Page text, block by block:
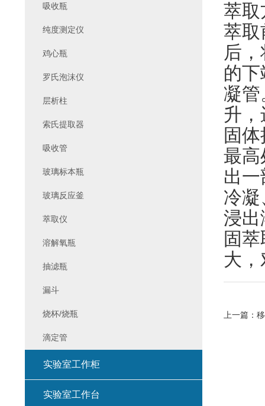
萃取
萃取
后
的
凝
升
固
最高
出
冷
浸
固
大
上一篇：
吸收瓶
纯度测定仪
鸡心瓶
罗氏泡沫仪
层析柱
索氏提取器
吸收管
玻璃标本瓶
玻璃反应釜
萃取仪
溶解氧瓶
抽滤瓶
漏斗
烧杯/烧瓶
滴定管
实验室工作柜
实验室工作台